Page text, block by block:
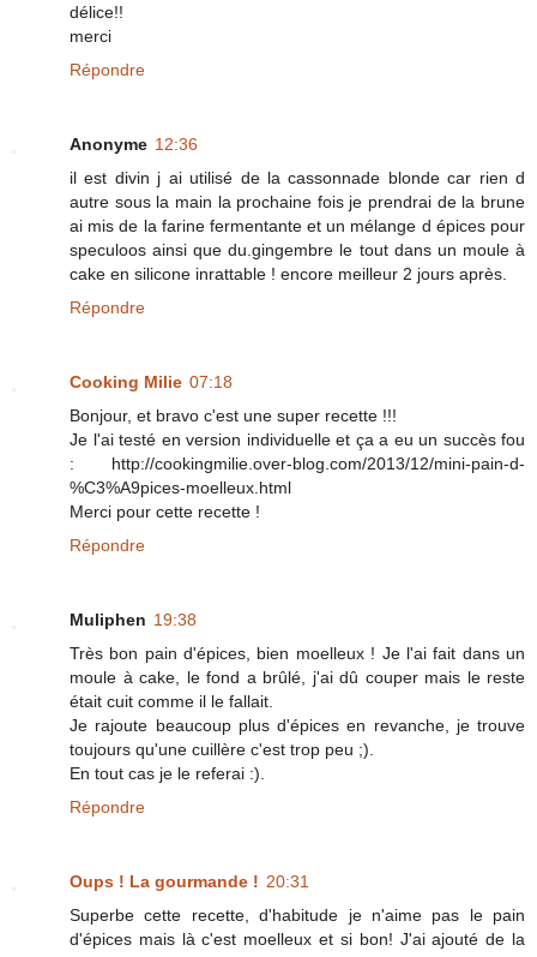
délice!!
merci
Répondre
Anonyme 12:36
il est divin j ai utilisé de la cassonnade blonde car rien d
autre sous la main la prochaine fois je prendrai de la brune
ai mis de la farine fermentante et un mélange d épices pour
speculoos ainsi que du.gingembre le tout dans un moule à
cake en silicone inrattable ! encore meilleur 2 jours après.
Répondre
Cooking Milie 07:18
Bonjour, et bravo c'est une super recette !!!
Je l'ai testé en version individuelle et ça a eu un succès fou
: http://cookingmilie.over-blog.com/2013/12/mini-pain-d-
%C3%A9pices-moelleux.html
Merci pour cette recette !
Répondre
Muliphen 19:38
Très bon pain d'épices, bien moelleux ! Je l'ai fait dans un
moule à cake, le fond a brûlé, j'ai dû couper mais le reste
était cuit comme il le fallait.
Je rajoute beaucoup plus d'épices en revanche, je trouve
toujours qu'une cuillère c'est trop peu ;).
En tout cas je le referai :).
Répondre
Oups ! La gourmande ! 20:31
Superbe cette recette, d'habitude je n'aime pas le pain
d'épices mais là c'est moelleux et si bon! J'ai ajouté de la